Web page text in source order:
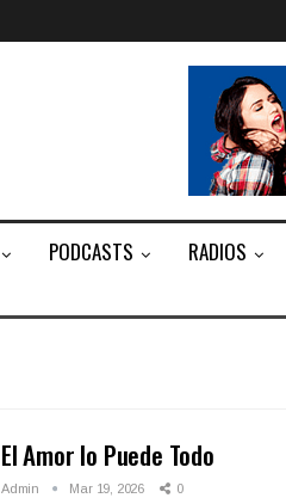
PODCASTS RADIOS
El Amor lo Puede Todo
Admin Mar 19, 2026 0